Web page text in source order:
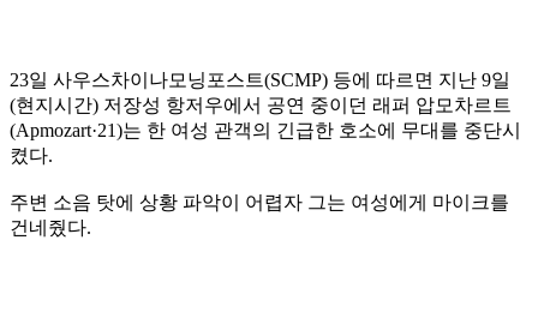
23일 사우스차이나모닝포스트(SCMP) 등에 따르면 지난 9일
(현지시간) 저장성 항저우에서 공연 중이던 래퍼 압모차르트
(Apmozart·21)는 한 여성 관객의 긴급한 호소에 무대를 중단시
켰다.
주변 소음 탓에 상황 파악이 어렵자 그는 여성에게 마이크를
건네줬다.